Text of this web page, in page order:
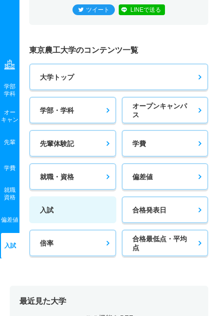
学部
学科
オー
キャン
先輩
学費
就職
資格
偏差値
入試
ツイート LINEで送る
東京農工大学のコンテンツ一覧
大学トップ
学部・学科
オープンキャンパ
ス
先輩体験記 学費
就職・資格 偏差値
入試 合格発表日
倍率
合格最低点・平均
点
最近見た大学